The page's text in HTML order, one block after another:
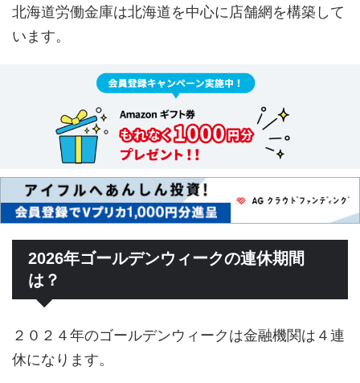
北海道労働金庫は北海道を中心に店舗網を構築して
います。
2026年ゴールデンウィークの連休期間
は？
２０２４年のゴールデンウィークは金融機関は４連
休になります。